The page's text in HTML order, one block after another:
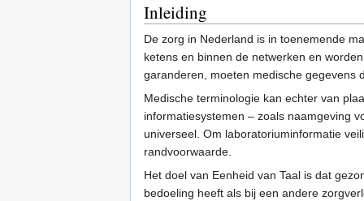
Inleiding
De zorg in Nederland is in toenemende
ketens en binnen de netwerken en
garanderen, moeten medische gegevens
Medische terminologie kan echter van
informatiesystemen – zoals naamgeving
universeel. Om laboratoriuminformatie
randvoorwaarde.
Het doel van Eenheid van Taal is dat
bedoeling heeft als bij een andere